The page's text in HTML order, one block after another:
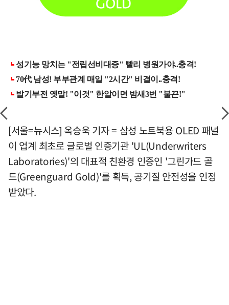
[서울=뉴시스] 옥승욱 기자 = 삼성 노트북용 OLED 패널
이 업계 최초로 글로벌 인증기관 'UL(Underwriters
Laboratories)'의 대표적 친환경 인증인 '그린가드 골
드(Greenguard Gold)'를 획득, 공기질 안전성을 인정
받았다.